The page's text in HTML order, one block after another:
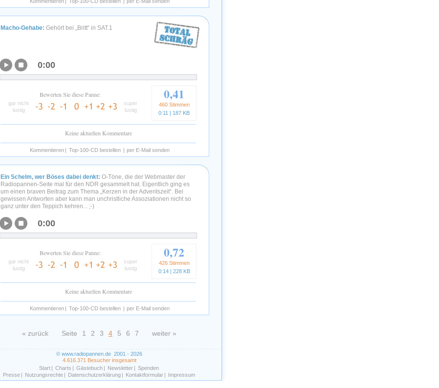
Macho-Gehabe: Gehört bei „Britt“ in SAT.1
0:00
Bewerten Sie diese Panne:
gar nicht
lustig
super
lustig
0,41
460 Stimmen
0:11 | 187 KB
Keine aktuellen Kommentare
Kommentieren | Top-100-CD bestellen | per E-Mail senden
Ein Schelm, wer Böses dabei denkt: O-Töne, die der Webmaster der
Radiopannen-Seite mal für den NDR gesammelt hat. Eigentlich ging es
um einen braven Beitrag zum Thema „Kerzen in der Adventszeit“. Bei
gewissen Antworten aber kann man unchristliche Assoziationen nicht so
ganz unter den Teppich kehren... ;-)
0:00
Bewerten Sie diese Panne:
gar nicht
lustig
super
lustig
0,72
426 Stimmen
0:14 | 228 KB
Keine aktuellen Kommentare
Kommentieren | Top-100-CD bestellen | per E-Mail senden
« zurück Seite 1 2 3 4 5 6 7 weiter »
© www.radiopannen.de 2001 - 2026
4.616.371 Besucher insgesamt
Start | Charts | Gästebuch | Newsletter | Spenden
Presse | Nutzungsrechte | Datenschutzerklärung | Kontaktformular | Impressum